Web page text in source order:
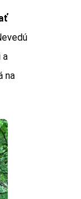
a
na